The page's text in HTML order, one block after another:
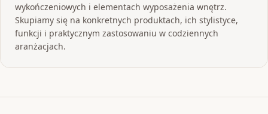
wykończeniowych i elementach wyposażenia wnętrz.
Skupiamy się na konkretnych produktach, ich stylistyce,
funkcji i praktycznym zastosowaniu w codziennych
aranżacjach.